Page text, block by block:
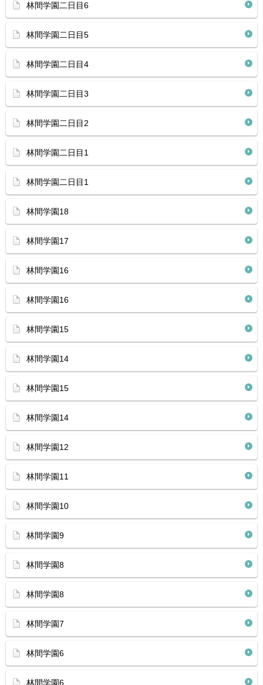
林間学園二日目6
林間学園二日目5
林間学園二日目4
林間学園二日目3
林間学園二日目2
林間学園二日目1
林間学園二日目1
林間学園18
林間学園17
林間学園16
林間学園16
林間学園15
林間学園14
林間学園15
林間学園14
林間学園12
林間学園11
林間学園10
林間学園9
林間学園8
林間学園8
林間学園7
林間学園6
林間学園6